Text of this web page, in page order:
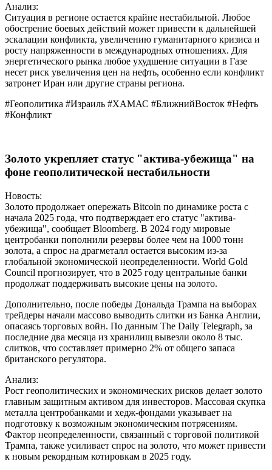
Анализ:
Ситуация в регионе остается крайне нестабильной. Любое
обострение боевых действий может привести к дальнейшей
эскалации конфликта, увеличению гуманитарного кризиса и
росту напряженности в международных отношениях. Для
энергетического рынка любое ухудшение ситуации в Газе
несет риск увеличения цен на нефть, особенно если конфликт
затронет Иран или другие страны региона.
#Геополитика #Израиль #ХАМАС #БлижнийВосток #Нефть
#Конфликт
Золото укрепляет статус "актива-убежища" на
фоне геополитической нестабильности
Новость:
Золото продолжает опережать Bitcoin по динамике роста с
начала 2025 года, что подтверждает его статус "актива-
убежища", сообщает Bloomberg. В 2024 году мировые
центробанки пополнили резервы более чем на 1000 тонн
золота, а спрос на драгметалл остается высоким из-за
глобальной экономической неопределенности. World Gold
Council прогнозирует, что в 2025 году центральные банки
продолжат поддерживать высокие цены на золото.
Дополнительно, после победы Дональда Трампа на выборах
трейдеры начали массово выводить слитки из Банка Англии,
опасаясь торговых войн. По данным The Daily Telegraph, за
последние два месяца из хранилищ вывезли около 8 тыс.
слитков, что составляет примерно 2% от общего запаса
британского регулятора.
Анализ:
Рост геополитических и экономических рисков делает золото
главным защитным активом для инвесторов. Массовая скупка
металла центробанками и хедж-фондами указывает на
подготовку к возможным экономическим потрясениям.
Фактор неопределенности, связанный с торговой политикой
Трампа, также усиливает спрос на золото, что может привести
к новым рекордным котировкам в 2025 году.